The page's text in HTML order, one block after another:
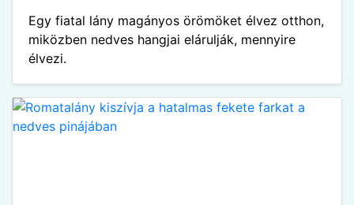
Egy fiatal lány magányos örömöket élvez otthon,
miközben nedves hangjai elárulják, mennyire
élvezi.